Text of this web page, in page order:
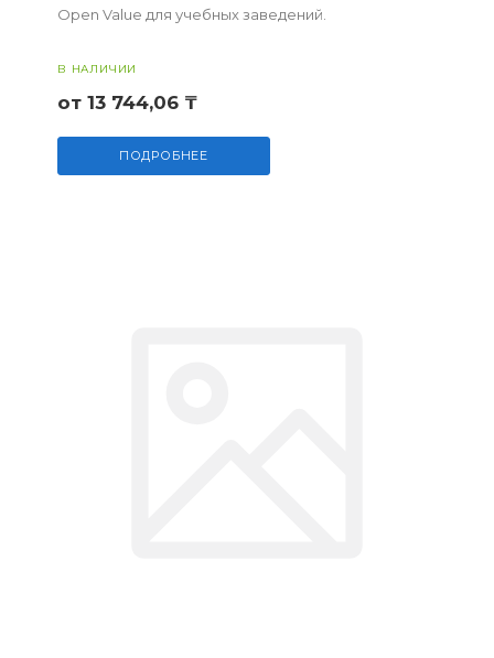
Open Value для учебных заведений.
В НАЛИЧИИ
от 13 744,06 ₸
ПОДРОБНЕЕ